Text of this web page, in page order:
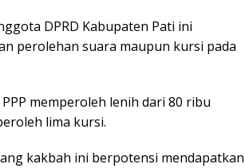
DPRD Kabupaten Pati ini
perolehan suara maupun kursi pada
memperoleh lenih dari 80 ribu
lima kursi.
kakbah ini berpotensi mendapatkan